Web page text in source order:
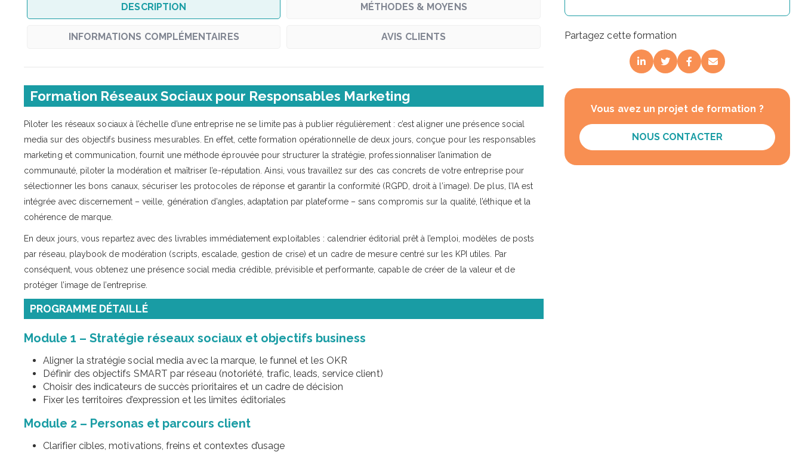
DESCRIPTION MÉTHODES & MOYENS
INFORMATIONS COMPLÉMENTAIRES AVIS CLIENTS
Formation Réseaux Sociaux pour Responsables Marketing
Piloter les réseaux sociaux à l’échelle d’une entreprise ne se limite pas à publier régulièrement : c’est aligner une présence social
media sur des objectifs business mesurables. En effet, cette formation opérationnelle de deux jours, conçue pour les responsables
marketing et communication, fournit une méthode éprouvée pour structurer la stratégie, professionnaliser l’animation de
communauté, piloter la modération et maîtriser l’e-réputation. Ainsi, vous travaillez sur des cas concrets de votre entreprise pour
sélectionner les bons canaux, sécuriser les protocoles de réponse et garantir la conformité (RGPD, droit à l’image). De plus, l’IA est
intégrée avec discernement – veille, génération d’angles, adaptation par plateforme – sans compromis sur la qualité, l’éthique et la
cohérence de marque.
En deux jours, vous repartez avec des livrables immédiatement exploitables : calendrier éditorial prêt à l’emploi, modèles de posts
par réseau, playbook de modération (scripts, escalade, gestion de crise) et un cadre de mesure centré sur les KPI utiles. Par
conséquent, vous obtenez une présence social media crédible, prévisible et performante, capable de créer de la valeur et de
protéger l’image de l’entreprise.
PROGRAMME DÉTAILLÉ
Module 1 – Stratégie réseaux sociaux et objectifs business
Aligner la stratégie social media avec la marque, le funnel et les OKR
Définir des objectifs SMART par réseau (notoriété, trafic, leads, service client)
Choisir des indicateurs de succès prioritaires et un cadre de décision
Fixer les territoires d’expression et les limites éditoriales
Module 2 – Personas et parcours client
Clarifier cibles, motivations, freins et contextes d’usage
Partagez cette formation
Vous avez un projet de formation ?
NOUS CONTACTER